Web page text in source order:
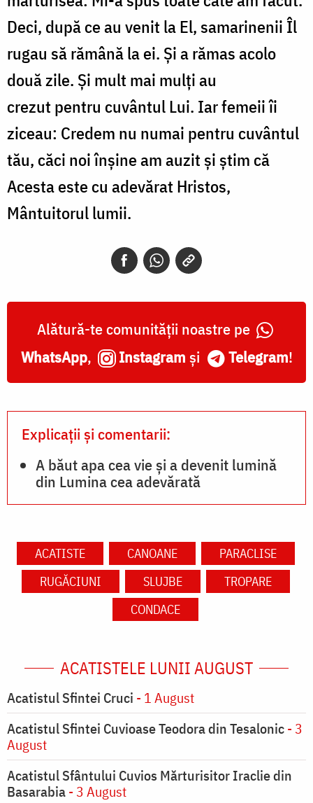
Deci, după ce au venit la El, samarinenii Îl
rugau să rămână la ei. Și a rămas acolo
două zile. Și mult mai mulți au
crezut pentru cuvântul Lui. Iar femeii îi
ziceau: Credem nu numai pentru cuvântul
tău, căci noi înșine am auzit și știm că
Acesta este cu adevărat Hristos,
Mântuitorul lumii.
Alătură-te comunității noastre pe
WhatsApp, Instagram și Telegram!
Explicații și comentarii:
A băut apa cea vie și a devenit lumină
din Lumina cea adevărată
ACATISTE CANOANE
PARACLISE
RUGĂCIUNI
SLUJBE
TROPARE
CONDACE
ACATISTELE LUNII AUGUST
Acatistul Sfintei Cruci - 1 August
Acatistul Sfintei Cuvioase Teodora din Tesalonic- 3
August
Acatistul Sfântului Cuvios Mărturisitor Iraclie din
Basarabia- 3 August